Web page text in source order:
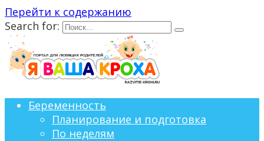
Перейти к содержанию
Search for:
Беременность
Планирование и подготовка
По неделям